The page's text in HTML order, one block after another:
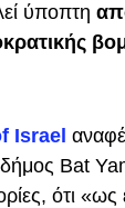
ύποπτη
Ιsrael
Bat
ότι «ως